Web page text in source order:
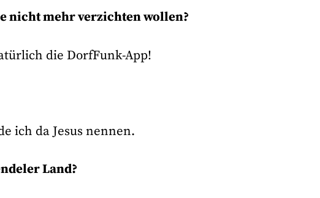
nicht mehr verzichten wollen?
die DorfFunk-App!
ich da Jesus nennen.
Land?